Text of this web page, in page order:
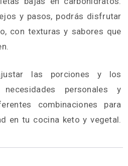
y pasos, podrás disfrutar
con texturas y sabores que
las porciones y los
personales y
combinaciones para
en tu cocina keto y vegetal.